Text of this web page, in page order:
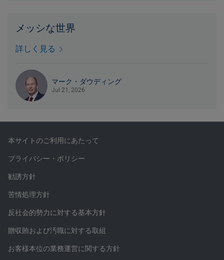
メッシな世界
詳しく見る
マーク・ダウディング
Jul 21, 2026
本サイトのご利用にあたって
プライバシー・ポリシー
勧誘方針
苦情処理方針
反社会的勢力に対する基本方針
贈収賄および汚職に対する取組
お客様本位の業務運営に関する方針